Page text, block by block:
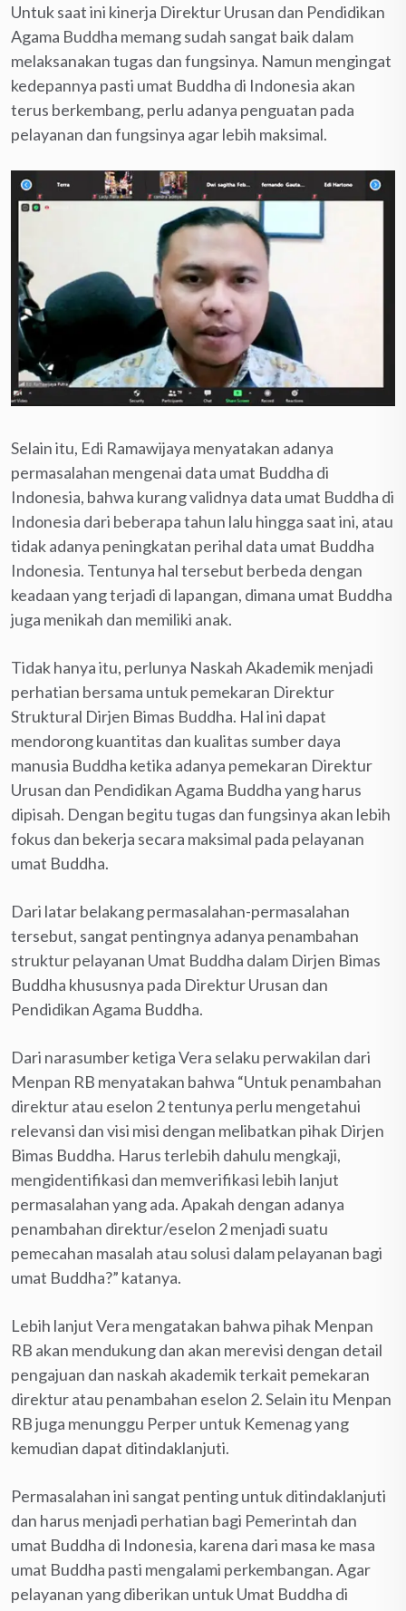
Untuk saat ini kinerja Direktur Urusan dan Pendidikan
Agama Buddha memang sudah sangat baik dalam
melaksanakan tugas dan fungsinya. Namun mengingat
kedepannya pasti umat Buddha di Indonesia akan
terus berkembang, perlu adanya penguatan pada
pelayanan dan fungsinya agar lebih maksimal.
Selain itu, Edi Ramawijaya menyatakan adanya
permasalahan mengenai data umat Buddha di
Indonesia, bahwa kurang validnya data umat Buddha di
Indonesia dari beberapa tahun lalu hingga saat ini, atau
tidak adanya peningkatan perihal data umat Buddha
Indonesia. Tentunya hal tersebut berbeda dengan
keadaan yang terjadi di lapangan, dimana umat Buddha
juga menikah dan memiliki anak.
Tidak hanya itu, perlunya Naskah Akademik menjadi
perhatian bersama untuk pemekaran Direktur
Struktural Dirjen Bimas Buddha. Hal ini dapat
mendorong kuantitas dan kualitas sumber daya
manusia Buddha ketika adanya pemekaran Direktur
Urusan dan Pendidikan Agama Buddha yang harus
dipisah. Dengan begitu tugas dan fungsinya akan lebih
fokus dan bekerja secara maksimal pada pelayanan
umat Buddha.
Dari latar belakang permasalahan-permasalahan
tersebut, sangat pentingnya adanya penambahan
struktur pelayanan Umat Buddha dalam Dirjen Bimas
Buddha khususnya pada Direktur Urusan dan
Pendidikan Agama Buddha.
Dari narasumber ketiga Vera selaku perwakilan dari
Menpan RB menyatakan bahwa “Untuk penambahan
direktur atau eselon 2 tentunya perlu mengetahui
relevansi dan visi misi dengan melibatkan pihak Dirjen
Bimas Buddha. Harus terlebih dahulu mengkaji,
mengidentifikasi dan memverifikasi lebih lanjut
permasalahan yang ada. Apakah dengan adanya
penambahan direktur/eselon 2 menjadi suatu
pemecahan masalah atau solusi dalam pelayanan bagi
umat Buddha?” katanya.
Lebih lanjut Vera mengatakan bahwa pihak Menpan
RB akan mendukung dan akan merevisi dengan detail
pengajuan dan naskah akademik terkait pemekaran
direktur atau penambahan eselon 2. Selain itu Menpan
RB juga menunggu Perper untuk Kemenag yang
kemudian dapat ditindaklanjuti.
Permasalahan ini sangat penting untuk ditindaklanjuti
dan harus menjadi perhatian bagi Pemerintah dan
umat Buddha di Indonesia, karena dari masa ke masa
umat Buddha pasti mengalami perkembangan. Agar
pelayanan yang diberikan untuk Umat Buddha di